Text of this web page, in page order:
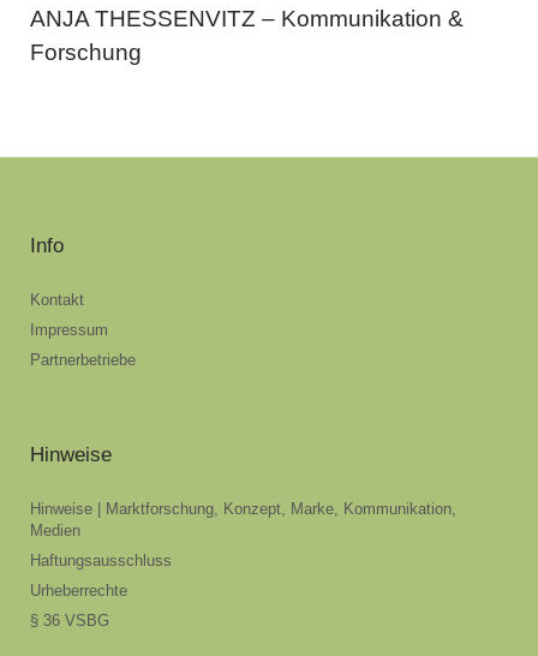
ANJA THESSENVITZ – Kommunikation &
Forschung
Info
Kontakt
Impressum
Partnerbetriebe
Hinweise
Hinweise | Marktforschung, Konzept, Marke, Kommunikation,
Medien
Haftungsausschluss
Urheberrechte
§ 36 VSBG